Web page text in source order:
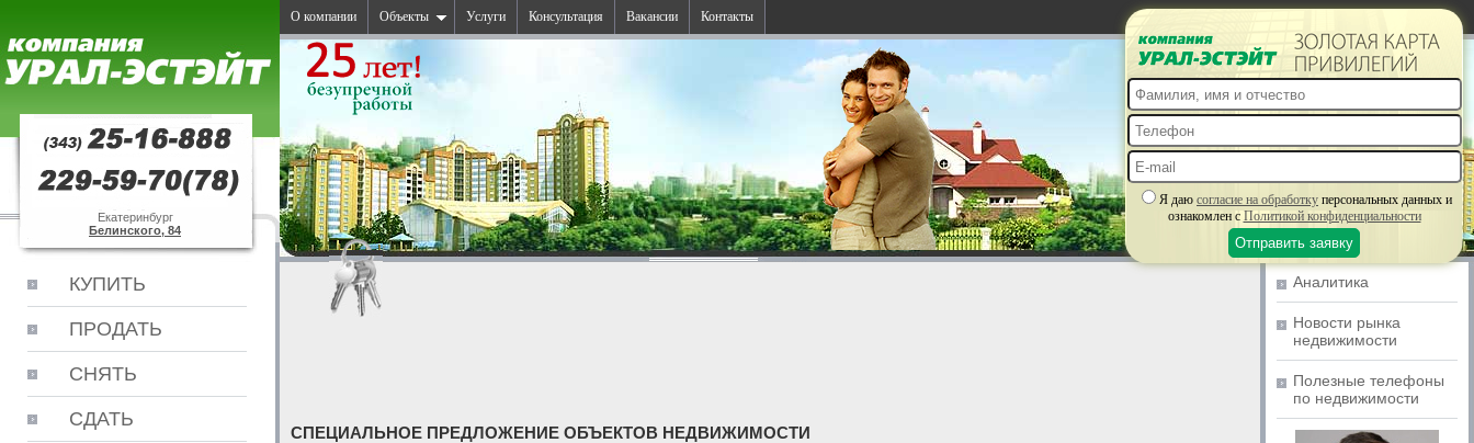
Екатеринбург
Белинского, 84
КУПИТЬ
ПРОДАТЬ
СНЯТЬ
СДАТЬ
О компании Объекты Услуги Консультация Вакансии Контакты
Я даю согласие на обработку персональных данных и
ознакомлен с Политикой конфиденциальности
СПЕЦИАЛЬНОЕ ПРЕДЛОЖЕНИЕ ОБЪЕКТОВ НЕДВИЖИМОСТИ
Аналитика
Новости рынка
недвижимости
Полезные телефоны
по недвижимости